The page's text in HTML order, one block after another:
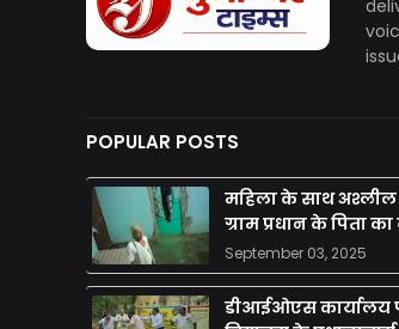
POPULAR POSTS
महिला के साथ
ग्राम प्रधान के पिता
September 03, 2025
डीआईओएस कार्यालय